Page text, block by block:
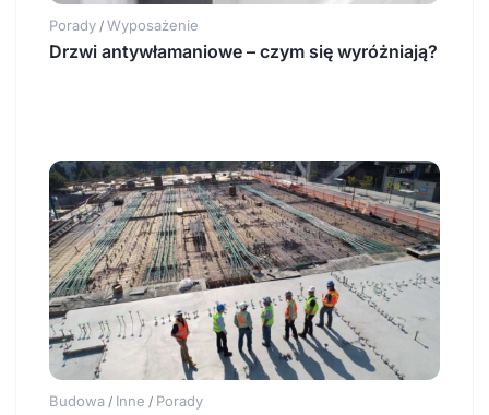
Porady / Wyposażenie
Drzwi antywłamaniowe – czym się wyróżniają?
Budowa / Inne / Porady